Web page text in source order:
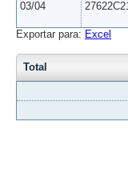
03/04
Exportar para: Excel
Total